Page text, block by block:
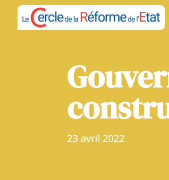
23 avril 2022